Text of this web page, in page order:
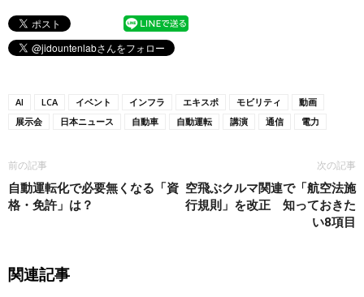
AI LCA イベント インフラ エキスポ モビリティ
動画
展示会
日本ニュース 自動車 自動運転 講演 通信 電力
前の記事
自動運転化で必要無くなる「資
格・免許」は？
次の記事
空飛ぶクルマ関連で「航空法施
行規則」を改正 知っておきた
い8項目
関連記事